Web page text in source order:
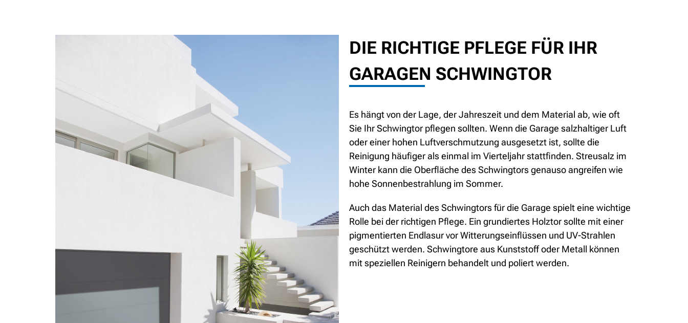
DIE RICHTIGE PFLEGE FÜR IHR
GARAGEN SCHWINGTOR
Es hängt von der Lage, der Jahreszeit und dem Material ab, wie oft
Sie Ihr Schwingtor pflegen sollten. Wenn die Garage salzhaltiger Luft
oder einer hohen Luftverschmutzung ausgesetzt ist, sollte die
Reinigung häufiger als einmal im Vierteljahr stattfinden. Streusalz im
Winter kann die Oberfläche des Schwingtors genauso angreifen wie
hohe Sonnenbestrahlung im Sommer.
Auch das Material des Schwingtors für die Garage spielt eine wichtige
Rolle bei der richtigen Pflege. Ein grundiertes Holztor sollte mit einer
pigmentierten Endlasur vor Witterungseinflüssen und UV-Strahlen
geschützt werden. Schwingtore aus Kunststoff oder Metall können
mit speziellen Reinigern behandelt und poliert werden.